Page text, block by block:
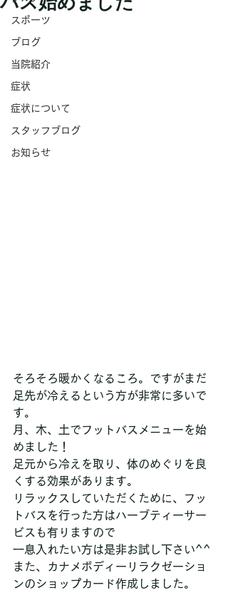
スポーツ
ブログ
当院紹介
症状
症状について
スタッフブログ
お知らせ
そろそろ暖かくなるころ。ですがまだ
足先が冷えるという方が非常に多いで
す。
月、木、土でフットバスメニューを始
めました！
足元から冷えを取り、体のめぐりを良
くする効果があります。
リラックスしていただくために、フッ
トバスを行った方はハーブティーサー
ビスも有りますので
一息入れたい方は是非お試し下さい^^
また、カナメボディーリラクゼーショ
ンのショップカード作成しました。